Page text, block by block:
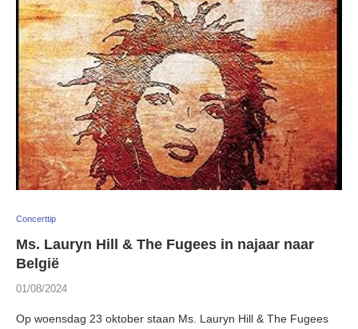
Concerttip
Ms. Lauryn Hill & The Fugees in najaar naar
België
01/08/2024
Op woensdag 23 oktober staan Ms. Lauryn Hill & The Fugees